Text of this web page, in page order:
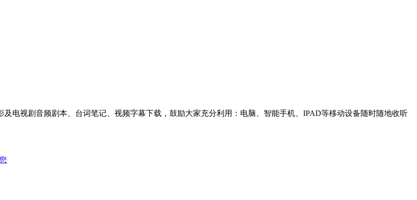
电视剧音频剧本、台词笔记、视频字幕下载，鼓励大家充分利用：电脑、智能手机、IPAD等移动设备随时随地收听